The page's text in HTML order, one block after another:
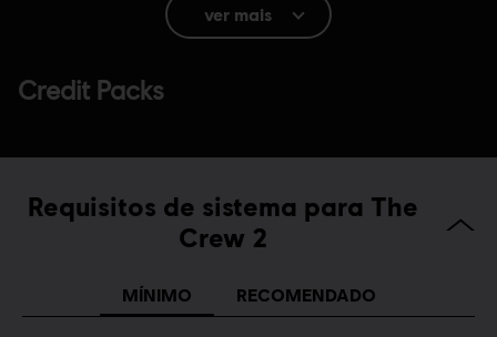
Francês (Áudio, Interface, Legendas)
Plataformas:PC (Digital), PS4 (Digital), Xbox (Digital), Steam
Conexão de internet
Conexão permanente com a Internet
©2017 Ubisoft Entertainment. All Rights Reserved. The
ver mais
Requisitos de sistema para The
Crew 2
MÍNIMO RECOMENDADO